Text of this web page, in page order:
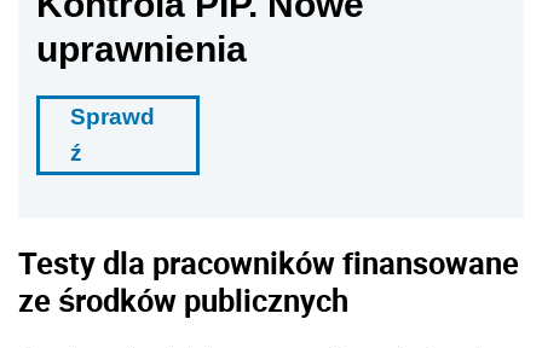
uprawnienia
Sprawd
ź
Testy dla pracowników finansowane
ze środków publicznych